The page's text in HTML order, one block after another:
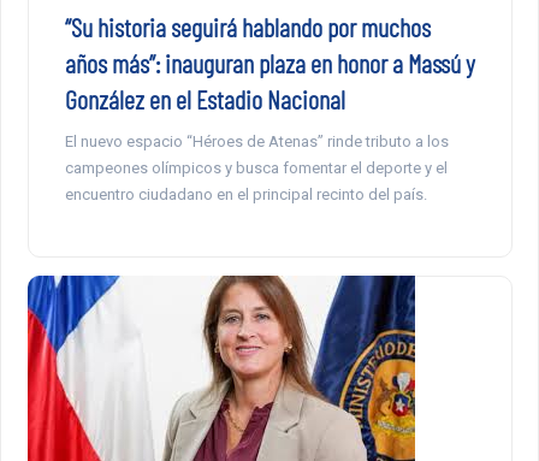
“Su historia seguirá hablando por muchos
años más”: inauguran plaza en honor a Massú y
González en el Estadio Nacional
El nuevo espacio “Héroes de Atenas” rinde tributo a los
campeones olímpicos y busca fomentar el deporte y el
encuentro ciudadano en el principal recinto del país.